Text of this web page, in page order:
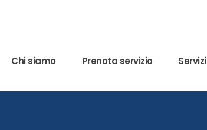
Chi siamo Prenota servizio Servizi